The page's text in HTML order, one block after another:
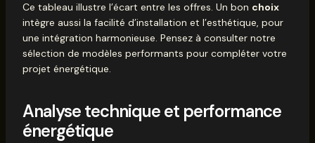
Ce tableau illustre l’écart entre les offres. Un bon choix
intègre aussi la facilité d’installation et l’esthétique, pour
une intégration harmonieuse. Pensez à consulter notre
sélection de modèles performants pour compléter votre
projet énergétique.
Analyse technique et performance
énergétique